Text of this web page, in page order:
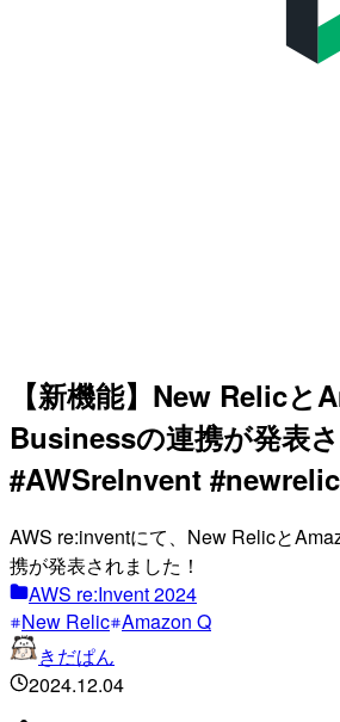
【新機能】New Relicと
Businessの連携が発表
#AWSreInvent #newrelic
AWS re:inventにて、New Relicと
携が発表されました！
AWS re:Invent 2024
New Relic Amazon Q
きだぱん
2024.12.04